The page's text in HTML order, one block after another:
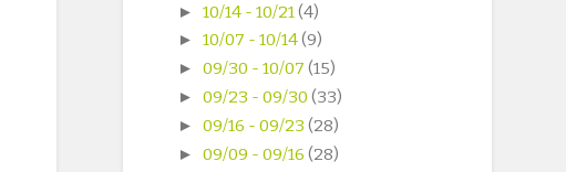
► 10/14 - 10/21(4)
► 10/07 - 10/14(9)
► 09/30 - 10/07 (15)
► 09/23 - 09/30 (33)
► 09/16 - 09/23 (28)
► 09/09 - 09/16 (28)